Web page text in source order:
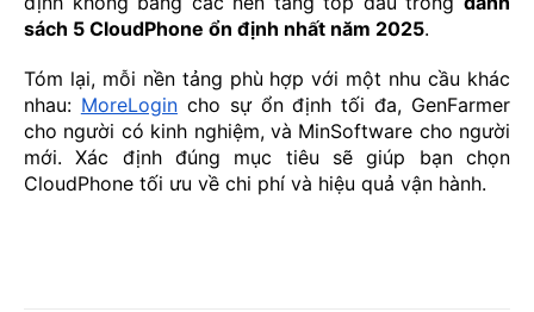
sách 5 CloudPhone ổn định nhất năm 2025.
Tóm lại, mỗi nền tảng phù hợp với một nhu cầu khác
nhau: MoreLogincho sự ổn định tối đa, GenFarmer
cho người có kinh nghiệm, và MinSoftware cho người
mới. Xác định đúng mục tiêu sẽ giúp bạn chọn
CloudPhone tối ưu về chi phí và hiệu quả vận hành.